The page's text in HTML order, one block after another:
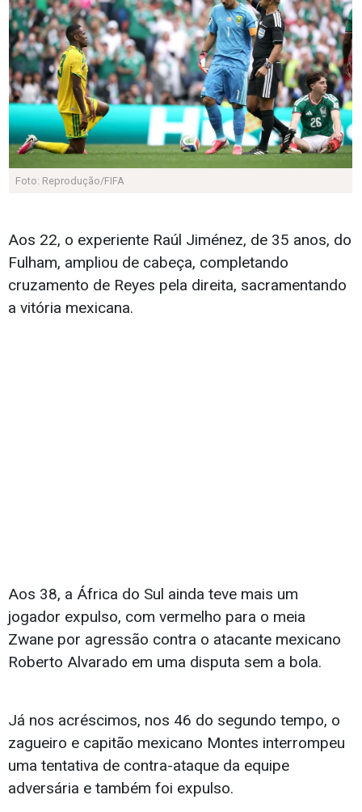
Foto: Reprodução/FIFA
Aos 22, o experiente Raúl Jiménez, de 35 anos, do
Fulham, ampliou de cabeça, completando
cruzamento de Reyes pela direita, sacramentando
a vitória mexicana.
Aos 38, a África do Sul ainda teve mais um
jogador expulso, com vermelho para o meia
Zwane por agressão contra o atacante mexicano
Roberto Alvarado em uma disputa sem a bola.
Já nos acréscimos, nos 46 do segundo tempo, o
zagueiro e capitão mexicano Montes interrompeu
uma tentativa de contra-ataque da equipe
adversária e também foi expulso.